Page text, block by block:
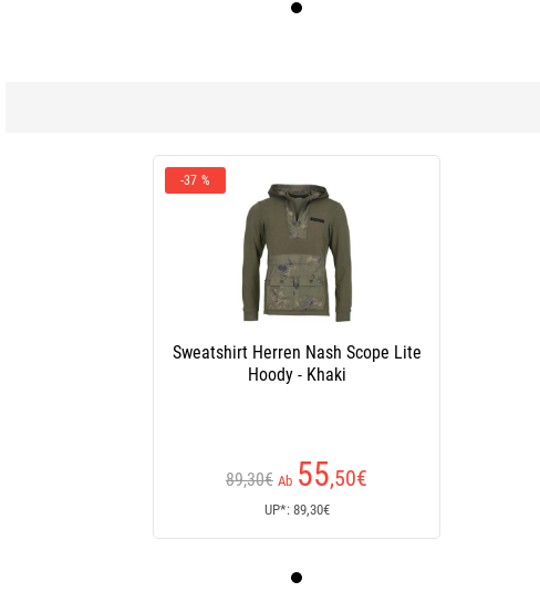
-37 %
Sweatshirt Herren Nash Scope Lite
Hoody - Khaki
89,30€ Ab 55,50€
UP*: 89,30€